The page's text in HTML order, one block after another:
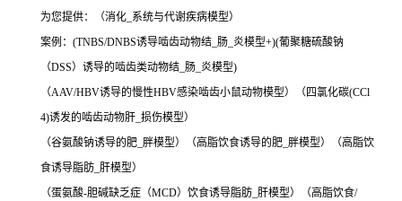
为您提供：（消化_系统与代谢疾病模型）
案例：(TNBS/DNBS诱导啮齿动物结_肠_炎模型+)(葡聚糖硫酸钠
（DSS）诱导的啮齿类动物结_肠_炎模型)
（AAV/HBV诱导的慢性HBV感染啮齿小鼠动物模型）（四氯化碳(CCl
4)诱发的啮齿动物肝_损伤模型）
（谷氨酸钠诱导的肥_胖模型）（高脂饮食诱导的肥_胖模型）（高脂饮
食诱导脂肪_肝模型）
（蛋氨酸-胆碱缺乏症（MCD）饮食诱导脂肪_肝模型）（高脂饮食/